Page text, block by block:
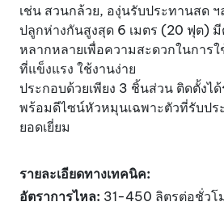
เช่น สวนกล้วย, องุ่นรับประทานสด
ปลูกห่างกันสูงสุด 6 เมตร (20 ฟุต) มี
หลากหลายเพื่อความสะดวกในการใ
ที่แข็งแรง ใช้งานง่าย
ประกอบด้วยเพียง 3 ชิ้นส่วน ติดตั้งได้
พร้อมดีไซน์หัวหมุนเฉพาะตัวที่รับปร
ยอดเยี่ยม
รายละเอียดทางเทคนิค:
อัตราการไหล: 31-450 ลิตรต่อชั่วโ